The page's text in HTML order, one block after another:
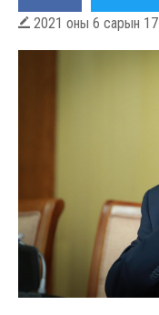
 2021 оны 6 сарын 17